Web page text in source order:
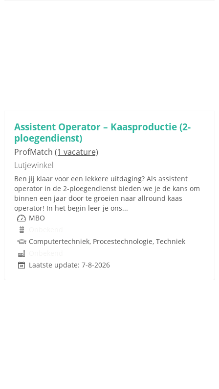
Assistent Operator – Kaasproductie (2-
ploegendienst)
ProfMatch (1 vacature)
Lutjewinkel
Ben jij klaar voor een lekkere uitdaging? Als assistent
operator in de 2-ploegendienst bieden we je de kans om
binnen een jaar door te groeien naar allround kaas
operator! In het begin leer je ons...
MBO
Computertechniek, Procestechnologie, Techniek
Laatste update: 7-8-2026